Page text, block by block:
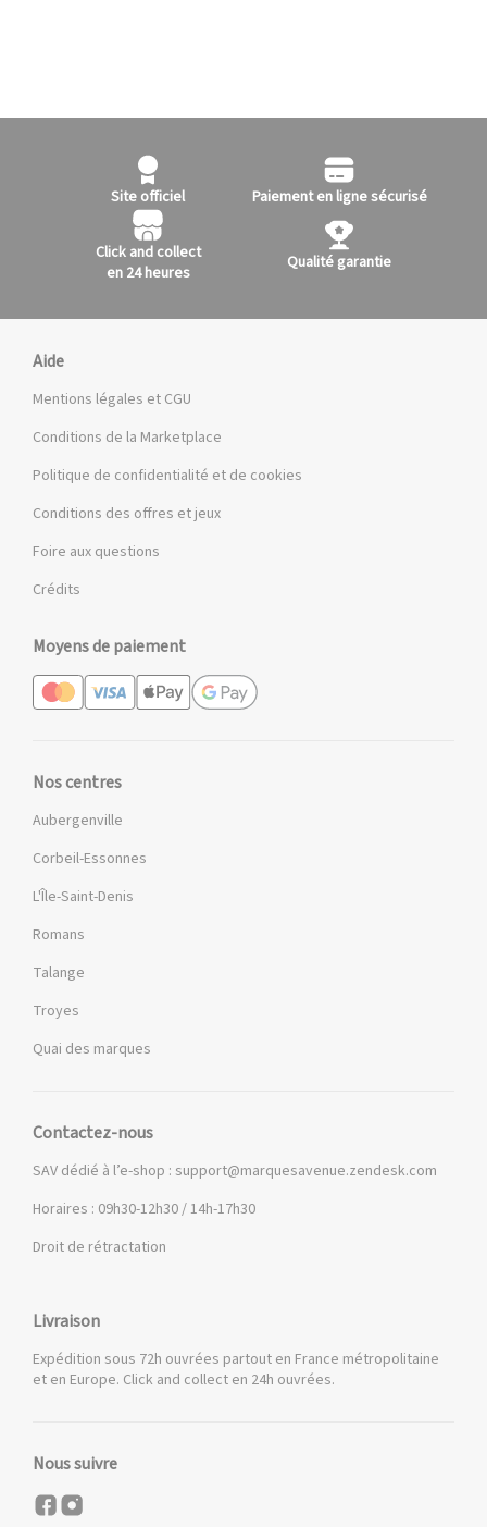
Site officiel Paiement en ligne sécurisé
Click and collect
en 24 heures
Qualité garantie
Aide
Mentions légales et CGU
Conditions de la Marketplace
Politique de confidentialité et de cookies
Conditions des offres et jeux
Foire aux questions
Crédits
Moyens de paiement
Nos centres
Aubergenville
Corbeil-Essonnes
L'Île-Saint-Denis
Romans
Talange
Troyes
Quai des marques
Contactez-nous
SAV dédié à l’e-shop : support@marquesavenue.zendesk.com
Horaires : 09h30-12h30 / 14h-17h30
Droit de rétractation
Livraison
Expédition sous 72h ouvrées partout en France métropolitaine
et en Europe. Click and collect en 24h ouvrées.
Nous suivre